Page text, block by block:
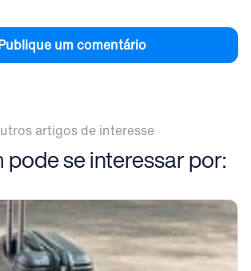
um comentário
artigos de interesse
pode se interessar por: